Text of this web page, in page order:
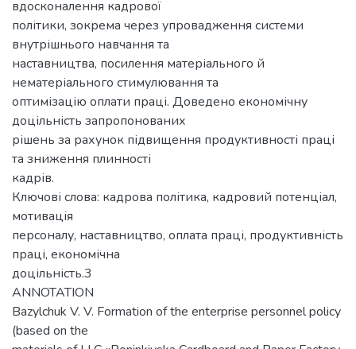
вдосконалення кадрової
політики, зокрема через упровадження системи
внутрішнього навчання та
наставництва, посилення матеріального й
нематеріального стимулювання та
оптимізацію оплати праці. Доведено економічну
доцільність запропонованих
рішень за рахунок підвищення продуктивності праці
та зниження плинності
кадрів.
Ключові слова: кадрова політика, кадровий потенціал,
мотивація
персоналу, наставництво, оплата праці, продуктивність
праці, економічна
доцільність.3
ANNOTATION
Bazylchuk V. V. Formation of the enterprise personnel policy
(based on the